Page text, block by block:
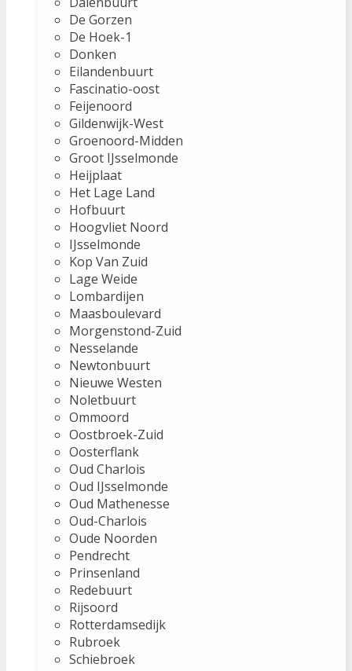
De Gorzen
De Hoek-1
Donken
Eilandenbuurt
Fascinatio-oost
Feijenoord
Gildenwijk-West
Groenoord-Midden
Groot IJsselmonde
Heijplaat
Het Lage Land
Hofbuurt
Hoogvliet Noord
IJsselmonde
Kop Van Zuid
Lage Weide
Lombardijen
Maasboulevard
Morgenstond-Zuid
Nesselande
Newtonbuurt
Nieuwe Westen
Noletbuurt
Ommoord
Oostbroek-Zuid
Oosterflank
Oud Charlois
Oud IJsselmonde
Oud Mathenesse
Oud-Charlois
Oude Noorden
Pendrecht
Prinsenland
Redebuurt
Rijsoord
Rotterdamsedijk
Rubroek
Schiebroek